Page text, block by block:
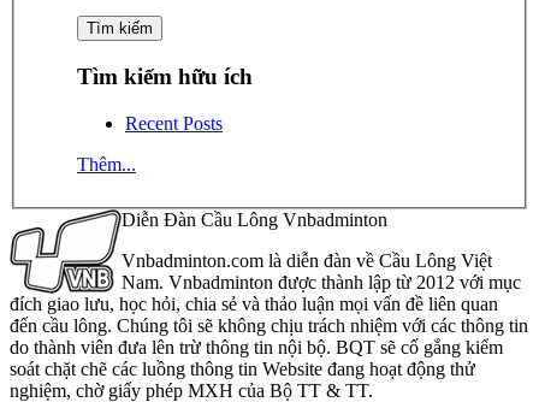
Tìm kiếm hữu ích
Recent Posts
Thêm...
Diễn Đàn Cầu Lông Vnbadminton
Vnbadminton.com là diễn đàn về Cầu Lông Việt
Nam. Vnbadminton được thành lập từ 2012 với mục
đích giao lưu, học hỏi, chia sẻ và thảo luận mọi vấn đề liên quan
đến cầu lông. Chúng tôi sẽ không chịu trách nhiệm với các thông tin
do thành viên đưa lên trừ thông tin nội bộ. BQT sẽ cố gắng kiểm
soát chặt chẽ các luồng thông tin Website đang hoạt động thử
nghiệm, chờ giấy phép MXH của Bộ TT & TT.